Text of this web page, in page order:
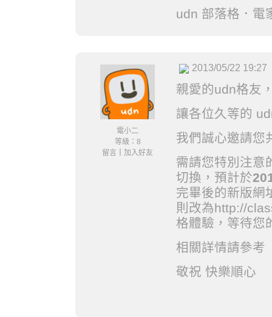
udn 部落格．電
電小二
等級：8
留言
加入好友
2013/05/22 19:27
親愛的udn格友
讓各位久等的
我們誠心邀請您
需請您特別注意
切換，預計於
完畢後的新版網
則改為http://
格體驗，等待您
相關詳情請參考
敬祝 快樂順心